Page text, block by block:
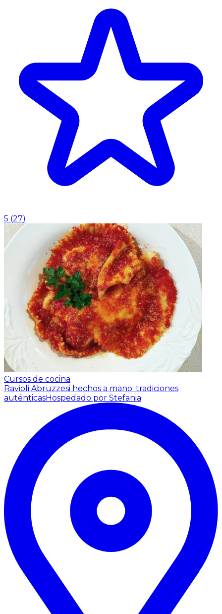
5 (27)
Cursos de cocina
Ravioli Abruzzesi hechos a mano: tradiciones
auténticasHospedado por Stefania